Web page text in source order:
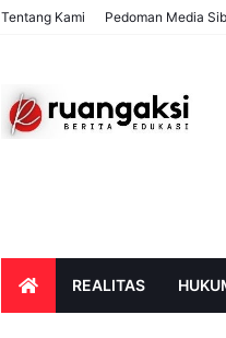
Tentang Kami Pedoman Media
REALITAS